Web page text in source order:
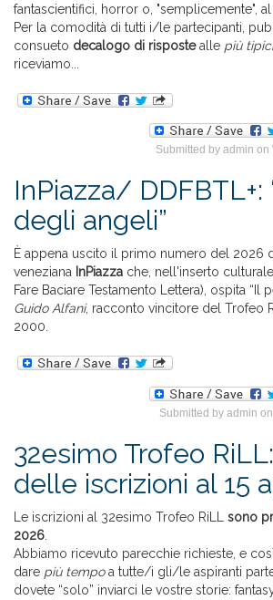
fantascientifici, horror o, "semplicemente",
Per la comodità di tutti i/le partecipanti,
consueto decalogo di rispostealle più
riceviamo...
Submitted by admin on
InPiazza/ DDFBTL+:
degli angeli”
È appena uscito il primo numero del 2026
veneziana InPiazza che, nell'inserto culturale
Fare Baciare Testamento Lettera), ospita “Il
Guido Alfani, racconto vincitore del Trofeo
2000.
Submitted by admin
32esimo Trofeo
delle iscrizioni al 15
Le iscrizioni al 32esimo Trofeo RiLL sono
2026
Abbiamo ricevuto parecchie richieste, e
dare più tempoa tutte/i gli/le aspiranti
dovete “solo” inviarci le vostre storie: